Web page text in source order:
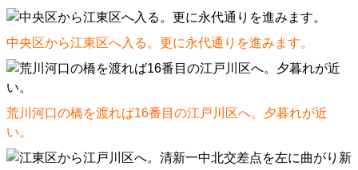
中央区から江東区へ入る。更に永代通りを進みます。
荒川河口の橋を渡れば16番目の江戸川区へ。夕暮れが近
い。